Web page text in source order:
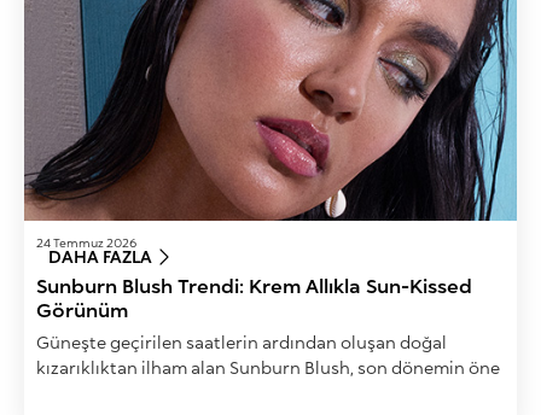
24 Temmuz 2026
Sunburn Blush Trendi: Krem Allıkla Sun-Kissed
Görünüm
Güneşte geçirilen saatlerin ardından oluşan doğal
kızarıklıktan ilham alan Sunburn Blush, son dönemin öne
DAHA FAZLA